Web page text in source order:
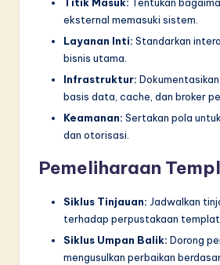
eksternal memasuki sistem.
Layanan Inti: Standarkan
bisnis utama.
Infrastruktur:
basis data, cache, dan broker
Keamanan: Sertakan pola
dan otorisasi.
Pemeliharaan
Siklus Tinjauan: Jadwalkan
terhadap perpustakaan
Siklus Umpan Balik: Dorong
mengusulkan perbaikan